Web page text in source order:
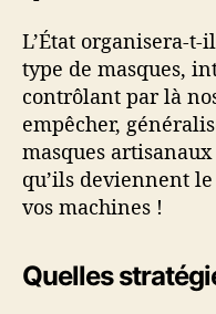
L’État organisera-
type de masques,
contrôlant par là
empêcher,
masques
qu’ils deviennent
vos machines !
Quelles